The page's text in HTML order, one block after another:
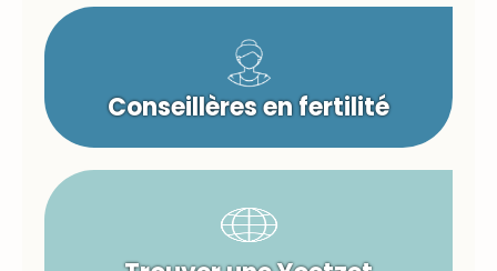
Conseillères en fertilité